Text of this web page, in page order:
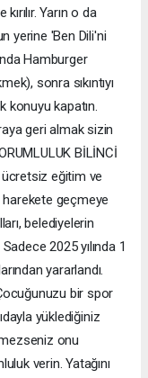
Yarın o da
yerine 'Ben Dili'ni
Hamburger
sonra sıkıntıyı
kapatın.
geri almak sizin
BİLİNCİ
eğitim ve
harekete geçmeye
belediyelerin
2025 yılında 1
yararlandı.
bir spor
yüklediğiniz
onu
verin. Yatağını